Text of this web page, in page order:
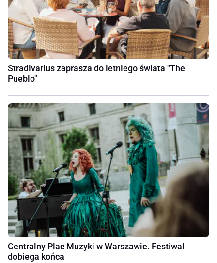
Stradivarius zaprasza do letniego świata "The
Pueblo"
Centralny Plac Muzyki w Warszawie. Festiwal
dobiega końca